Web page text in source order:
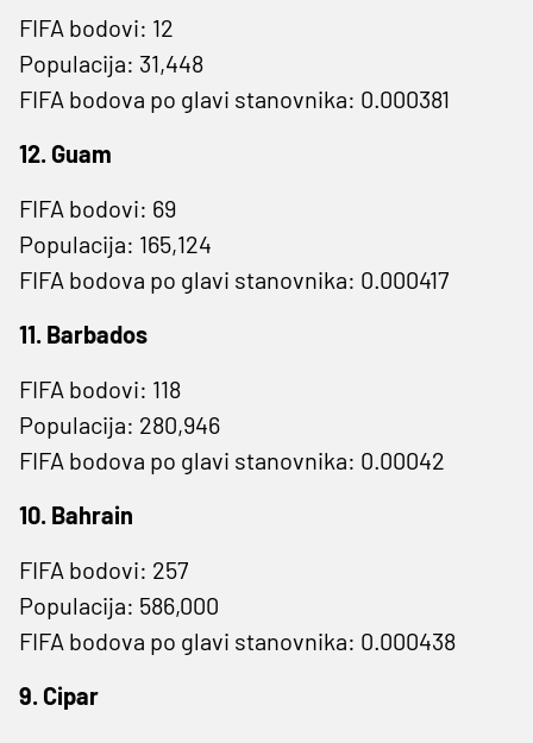
FIFA bodovi: 12
Populacija: 31,448
FIFA bodova po glavi stanovnika: 0.000381
12. Guam
FIFA bodovi: 69
Populacija: 165,124
FIFA bodova po glavi stanovnika: 0.000417
11. Barbados
FIFA bodovi: 118
Populacija: 280,946
FIFA bodova po glavi stanovnika: 0.00042
10. Bahrain
FIFA bodovi: 257
Populacija: 586,000
FIFA bodova po glavi stanovnika: 0.000438
9. Cipar